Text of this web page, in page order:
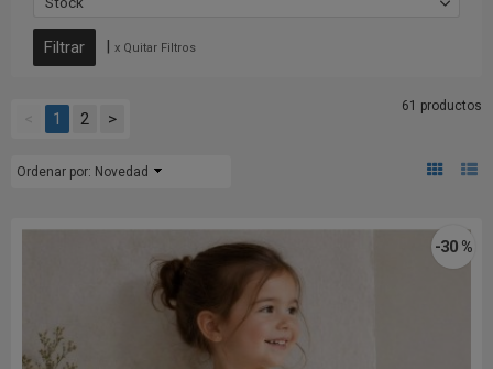
x Quitar Filtros
1 2 >
61 productos
Ordenar por: Novedad
-30 %